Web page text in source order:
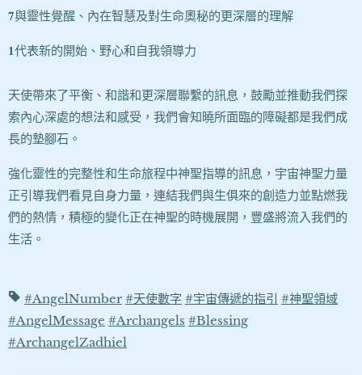
𝟕與靈性覺醒、內在智慧及對生命奧秘的更深層的理解
𝟏代表新的開始、野心和自我領導力
天使帶來了平衡、和諧和更深層聯繫的訊息，鼓勵並推動我們探
索內心深處的想法和感受，我們會知曉所面臨的障礙都是我們成
長的墊腳石。
強化靈性的完整性和生命旅程中神聖指導的訊息，宇宙神聖力量
正引導我們看見自身力量，連結我們與生俱來的創造力並點燃我
們的熱情，積極的變化正在神聖的時機展開，豐盛將流入我們的
生活。
#AngelNumber #天使數字 #宇宙傳遞的指引 #神聖領域
#AngelMessage #Archangels #Blessing
#ArchangelZadhiel